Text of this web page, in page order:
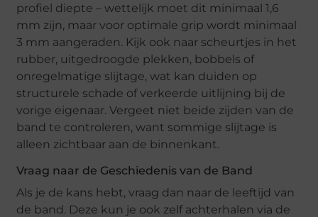
profiel diepte – wettelijk moet dit minimaal 1,6
mm zijn, maar voor optimale grip wordt minimaal
3 mm aangeraden. Kijk ook naar scheurtjes in het
rubber, uitgedroogde plekken, bobbels of
onregelmatige slijtage, wat kan duiden op
structurele schade of verkeerde uitlijning bij de
vorige eigenaar. Vergeet niet beide zijden van de
band te controleren, want sommige slijtage is
alleen zichtbaar aan de binnenkant.
Vraag naar de Geschiedenis van de Band
Als je de kans hebt, vraag dan naar de leeftijd van
de band. Deze kun je ook zelf achterhalen via de